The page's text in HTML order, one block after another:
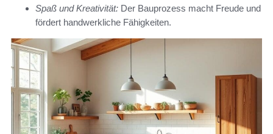
Spaß und Kreativität: Der Bauprozess macht Freude und
fördert handwerkliche Fähigkeiten.